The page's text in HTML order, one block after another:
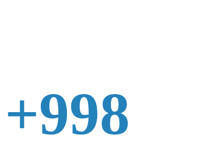
+998